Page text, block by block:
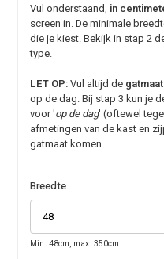
Vul onderstaand, in
screen in. De minimale
die je kiest. Bekijk in stap 2
type.
LET OP:Vul altijd de gatmaat
op de dag. Bij stap 3 kun je
voor 'op de dag' (oftewel
afmetingen van de kast en
gatmaat komen.
Breedte
Min: 48cm, max: 350cm